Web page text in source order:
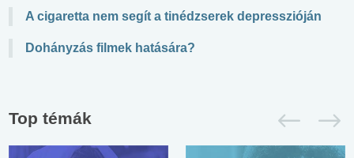
A cigaretta nem segít a tinédzserek depresszióján
Dohányzás filmek hatására?
Top témák